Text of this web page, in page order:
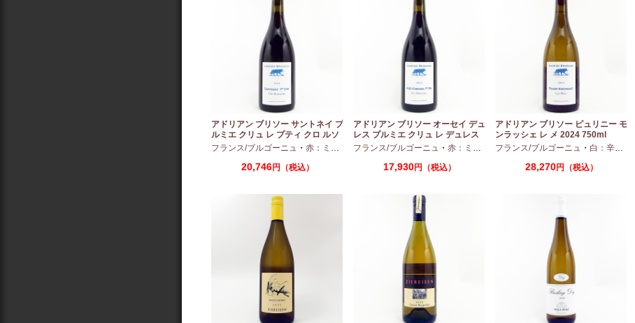
アドリアン ブリソー サントネイ プ
ルミエ クリュ レ プティ クロ ルソ
ー 2024 750ml
フランス/ブルゴーニュ ・ 赤：ミディアムボディ ・ピノノワール
20,746円（税込）
アドリアン ブリソー オーセイ デュ
レス プルミエ クリュ レ デュレス
2024 750ml
フランス/ブルゴーニュ ・ 赤：ミディアムボディ ・ピノノワール
17,930円（税込）
アドリアン ブリソー ピュリニー モ
ンラッシェ レ メ 2024 750ml
フランス/ブルゴーニュ ・ 白：辛口
28,270円（税込）